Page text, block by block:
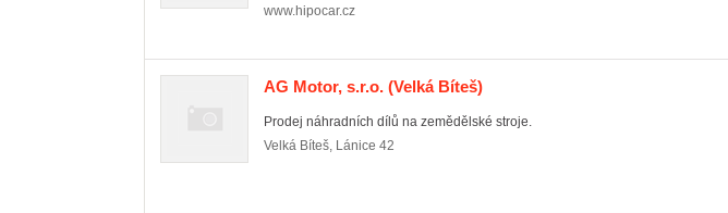
www.hipocar.cz
AG Motor, s.r.o. (Velká Bíteš)
Prodej náhradních dílů na zemědělské stroje.
Velká Bíteš, Lánice 42